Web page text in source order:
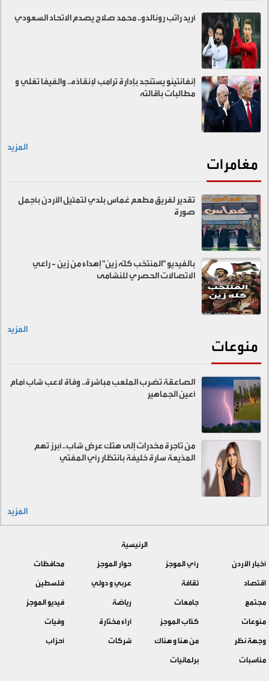
أريد راتب رونالدو.. محمد صلاح يصدم الاتحاد السعودي
إنفانتينو يستنجد بإدارة ترامب لإنقاذه.. والفيفا تغلي و
مطالبات باقالته
المزيد
مغامرات
تقدير لفريق مطعم غماس بلدي لتمثيل الأردن بأجمل
صورة
بالفيديو "المنتخب كلّه زين" إهداء من زين - راعي
الاتصالات الحصري للنشامى
المزيد
منوعات
الصاعقة تضرب الملعب مباشرة.. وفاة لاعب شاب أمام
أعين الجماهير
من تاجرة مخدرات إلى هتك عرض شاب.. أبرز تهم
المذيعة سارة خليفة بانتظار رأي المفتي
المزيد
الرئيسية
أخبار الأردن
رأي الموجز حوار الموجز
محافظات
اقتصاد
ثقافة عربي و دولي
فلسطين
مجتمع
جامعات رياضة
فيديو الموجز
منوعات
كتّاب الموجز آراء مختارة
وفيات
وجهة نظر
من هنا و هناك شركات
أحزاب
مناسبات
برلمانيات